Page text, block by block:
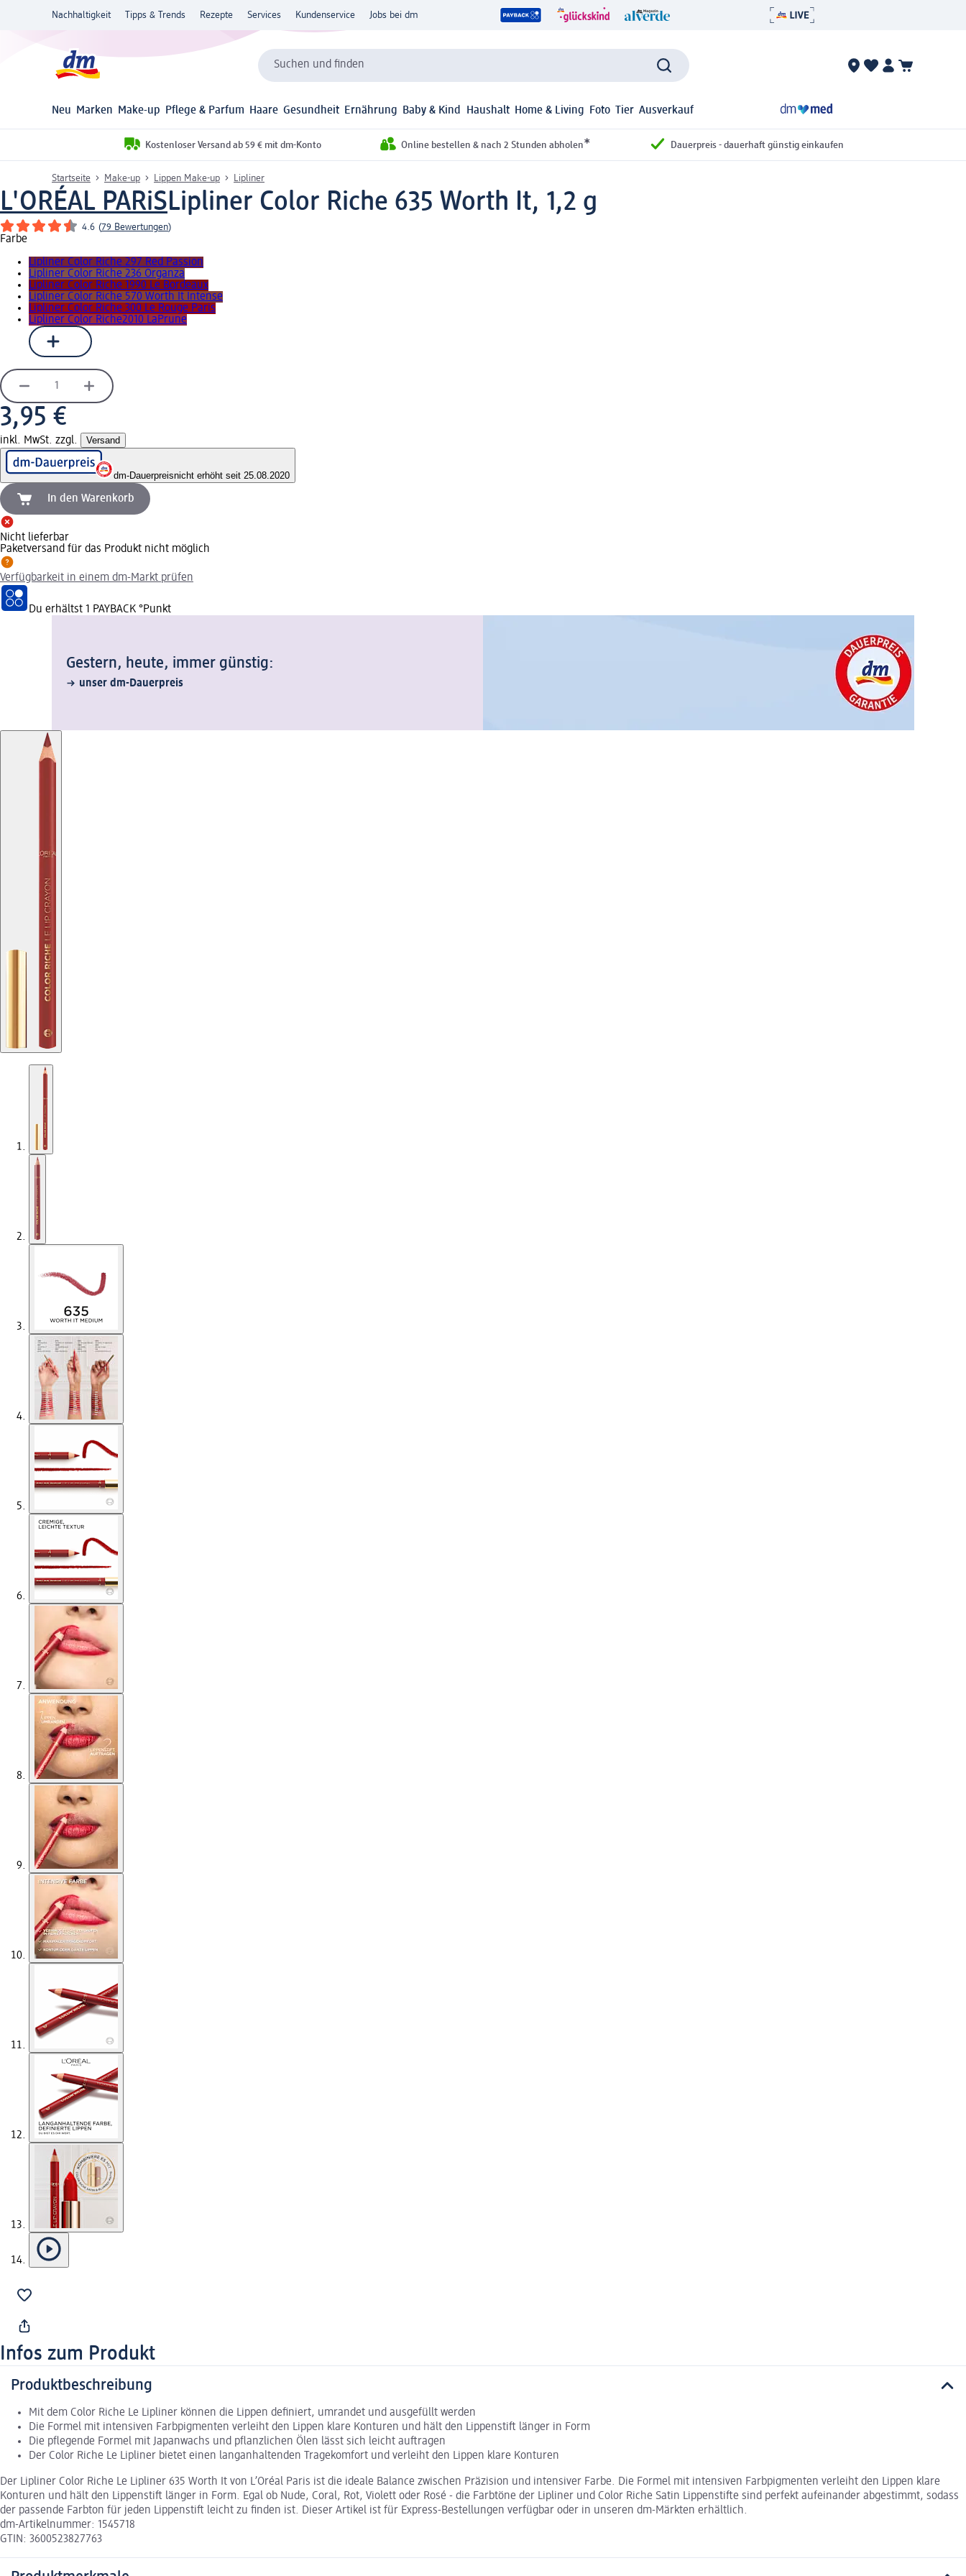
Nachhaltigkeit Tipps & Trends Rezepte Services Kundenservice Jobs bei dm
Suchen und finden
Neu Marken Make-up Pflege & Parfum Haare Gesundheit Ernährung Baby & Kind Haushalt Home & Living Foto Tier Ausverkauf
Kostenloser Versand ab 59 € mit dm-Konto Online bestellen & nach 2 Stunden abholen* Dauerpreis - dauerhaft günstig einkaufen
Startseite Make-up Lippen Make-up Lipliner
L'ORÉAL PARiSLipliner Color Riche 635 Worth It, 1,2 g
4.6 (79 Bewertungen)
Farbe
Lipliner Color Riche 297 Red Passion
Lipliner Color Riche 236 Organza
Lipliner Color Riche 1990 Le Bordeaux
Lipliner Color Riche 570 Worth It Intense
Lipliner Color Riche 300 Le Rouge Paris
Lipliner Color Riche2010 LaPrune
3,95 €
inkl. MwSt. zzgl. Versand
dm-Dauerpreisnicht erhöht seit 25.08.2020
In den Warenkorb
Nicht lieferbar
Paketversand für das Produkt nicht möglich
Verfügbarkeit in einem dm-Markt prüfen
Du erhältst 1 PAYBACK °Punkt
Gestern, heute, immer günstig:
unser dm-Dauerpreis
Infos zum Produkt
Produktbeschreibung
Mit dem Color Riche Le Lipliner können die Lippen definiert, umrandet und ausgefüllt werden
Die Formel mit intensiven Farbpigmenten verleiht den Lippen klare Konturen und hält den Lippenstift länger in Form
Die pflegende Formel mit Japanwachs und pflanzlichen Ölen lässt sich leicht auftragen
Der Color Riche Le Lipliner bietet einen langanhaltenden Tragekomfort und verleiht den Lippen klare Konturen
Der Lipliner Color Riche Le Lipliner 635 Worth It von L’Oréal Paris ist die ideale Balance zwischen Präzision und intensiver Farbe. Die Formel mit intensiven Farbpigmenten verleiht den Lippen klare
Konturen und hält den Lippenstift länger in Form. Egal ob Nude, Coral, Rot, Violett oder Rosé - die Farbtöne der Lipliner und Color Riche Satin Lippenstifte sind perfekt aufeinander abgestimmt, sodass
der passende Farbton für jeden Lippenstift leicht zu finden ist. Dieser Artikel ist für Express-Bestellungen verfügbar oder in unseren dm-Märkten erhältlich.
dm-Artikelnummer: 1545718
GTIN: 3600523827763